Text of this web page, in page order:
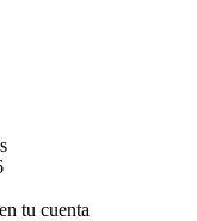
tu cuenta